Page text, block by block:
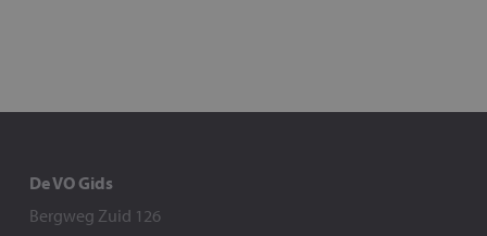
De VO Gids
Bergweg Zuid 126